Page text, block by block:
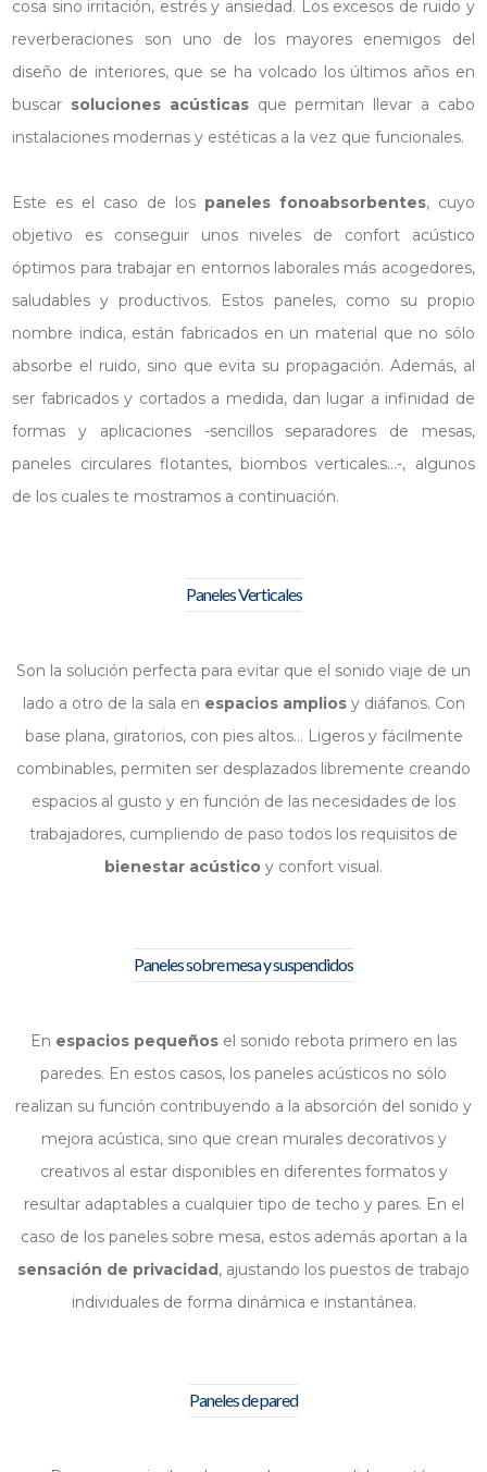
cosa sino irritación, estrés y ansiedad. Los excesos de ruido y
reverberaciones son uno de los mayores enemigos del
diseño de interiores, que se ha volcado los últimos años en
buscar soluciones acústicasque permitan llevar a cabo
instalaciones modernas y estéticas a la vez que funcionales.
Este es el caso de los paneles fonoabsorbentes, cuyo
objetivo es conseguir unos niveles de confort acústico
óptimos para trabajar en entornos laborales más acogedores,
saludables y productivos. Estos paneles, como su propio
nombre indica, están fabricados en un material que no sólo
absorbe el ruido, sino que evita su propagación. Además, al
ser fabricados y cortados a medida, dan lugar a infinidad de
formas y aplicaciones -sencillos separadores de mesas,
paneles circulares flotantes, biombos verticales…-, algunos
de los cuales te mostramos a continuación.
Paneles Verticales
Son la solución perfecta para evitar que el sonido viaje de un
lado a otro de la sala en espacios ampliosy diáfanos. Con
base plana, giratorios, con pies altos… Ligeros y fácilmente
combinables, permiten ser desplazados libremente creando
espacios al gusto y en función de las necesidades de los
trabajadores, cumpliendo de paso todos los requisitos de
bienestar acústico y confort visual.
Paneles sobre mesa y suspendidos
En espacios pequeños el sonido rebota primero en las
paredes. En estos casos, los paneles acústicos no sólo
realizan su función contribuyendo a la absorción del sonido y
mejora acústica, sino que crean murales decorativos y
creativos al estar disponibles en diferentes formatos y
resultar adaptables a cualquier tipo de techo y pares. En el
caso de los paneles sobre mesa, estos además aportan a la
sensación de privacidad, ajustando los puestos de trabajo
individuales de forma dinámica e instantánea.
Paneles de pared